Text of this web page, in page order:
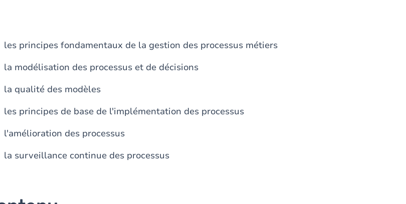
les principes fondamentaux de la gestion des processus métiers
la modélisation des processus et de décisions
la qualité des modèles
les principes de base de l'implémentation des processus
l'amélioration des processus
la surveillance continue des processus